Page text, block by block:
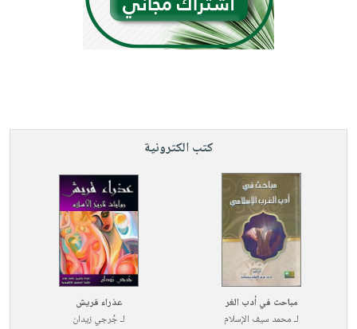
كتب الكترونية
مباحث في أدب الغر
لـمحمد سيف الإسلام
عذراء قريش
لـجُرجي زيدان